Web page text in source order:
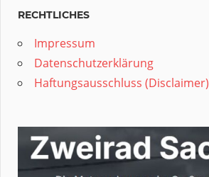
RECHTLICHES
Impressum
Datenschutzerklärung
Haftungsausschluss (Disclaimer)